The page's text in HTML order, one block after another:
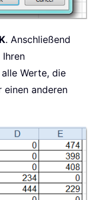
. Anschließend
Werte, die
anderen